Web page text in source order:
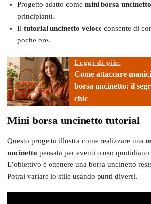
Progetto adatto come mini borsa
principianti.
Il tutorial uncinetto veloce consente di
poche ore.
Leggi di più:
Come attaccare
borsa uncinetto: il
chic
Mini borsa uncinetto tutorial
Questo progetto illustra come realizzare una
uncinetto pensata per eventi o uso
L’obiettivo è ottenere una borsa uncinetto
Potrai variare lo stile usando punti diversi.